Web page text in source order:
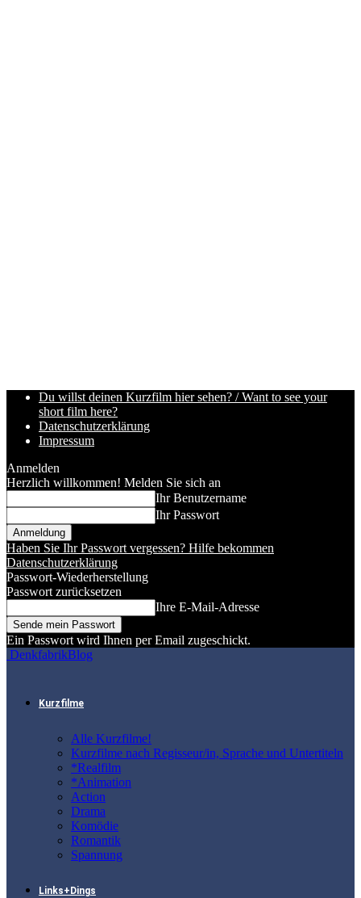
Du willst deinen Kurzfilm hier sehen? / Want to see your
short film here?
Datenschutzerklärung
Impressum
Anmelden
Herzlich willkommen! Melden Sie sich an
Ihr Benutzername
Ihr Passwort
Haben Sie Ihr Passwort vergessen? Hilfe bekommen
Datenschutzerklärung
Passwort-Wiederherstellung
Passwort zurücksetzen
Ihre E-Mail-Adresse
Ein Passwort wird Ihnen per Email zugeschickt.
DenkfabrikBlog
Kurzfilme
Alle Kurzfilme!
Kurzfilme nach Regisseur/in, Sprache und Untertiteln
*Realfilm
*Animation
Action
Drama
Komödie
Romantik
Spannung
Links+Dings